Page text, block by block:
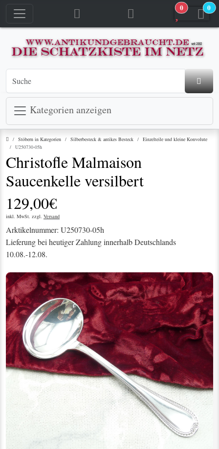
0 0
Kategorien anzeigen
StartseiteStöbern in Kategorien Silberbesteck & antikes Besteck
Einzelteile und kleine Konvolute
U250730-05h
Christofle Malmaison
Saucenkelle versilbert
129,00€
inkl. MwSt. zzgl. Versand
Arktikelnummer: U250730-05h
Lieferung bei heutiger Zahlung innerhalb Deutschlands
10.08.-12.08.
jetzt in den Warenkorb
jetzt in den Warenkorb